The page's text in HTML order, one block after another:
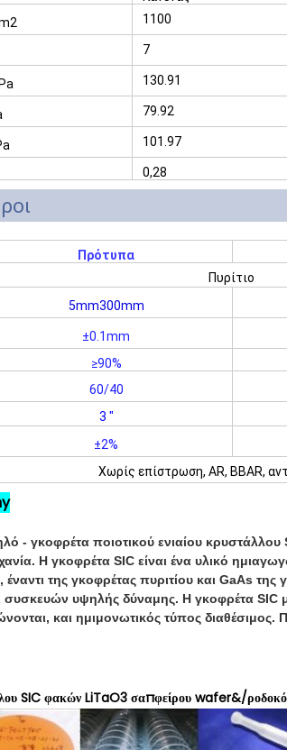
1100
7
130.91
79.92
101.97
0,28
Πρότυπα
Πυρίτιο
5mm300mm
±0.1mm
≥90%
60/40
3 "
±2%
Χωρίς επίστρωση, AR, BBAR,
- γκοφρέτα ποιοτικού ενιαίου κρυστάλλου
Η γκοφρέτα SIC είναι ένα υλικό
έναντι της γκοφρέτας πυριτίου και GaAs
υψηλής δύναμης. Η γκοφρέτα SIC
και ημιμονωτικός τύπος
SIC φακών LiTaO3 σαπφείρου wafer&/